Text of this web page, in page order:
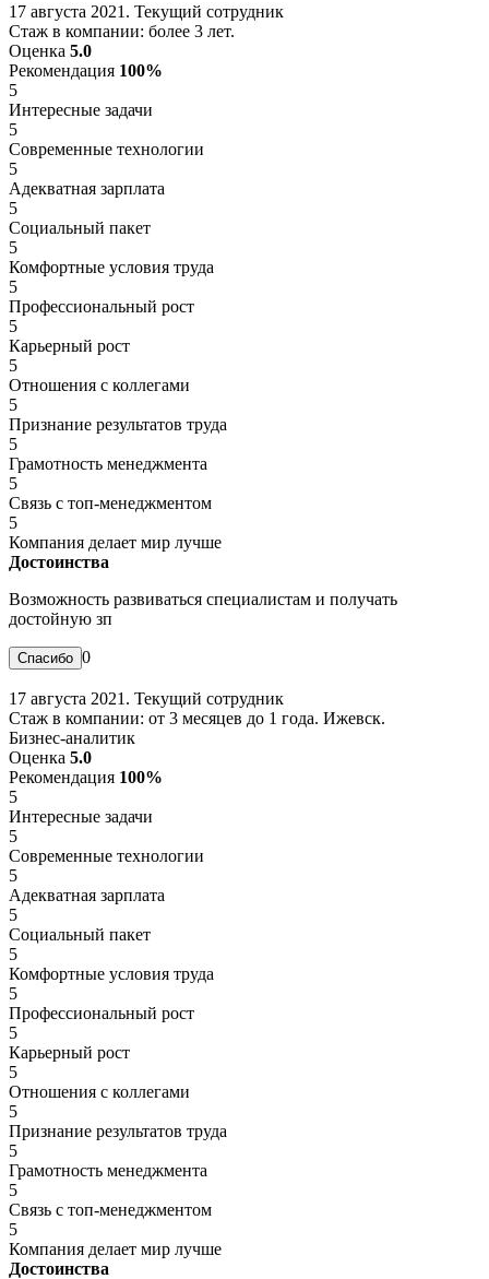
17 августа 2021. Текущий сотрудник
Стаж в компании: более 3 лет.
Оценка 5.0
Рекомендация 100%
5
Интересные задачи
5
Современные технологии
5
Адекватная зарплата
5
Социальный пакет
5
Комфортные условия труда
5
Профессиональный рост
5
Карьерный рост
5
Отношения с коллегами
5
Признание результатов труда
5
Грамотность менеджмента
5
Связь с топ-менеджментом
5
Компания делает мир лучше
Достоинства
Возможность развиваться специалистам и получать
достойную зп
0
17 августа 2021. Текущий сотрудник
Стаж в компании: от 3 месяцев до 1 года. Ижевск.
Бизнес-аналитик
Оценка 5.0
Рекомендация 100%
5
Интересные задачи
5
Современные технологии
5
Адекватная зарплата
5
Социальный пакет
5
Комфортные условия труда
5
Профессиональный рост
5
Карьерный рост
5
Отношения с коллегами
5
Признание результатов труда
5
Грамотность менеджмента
5
Связь с топ-менеджментом
5
Компания делает мир лучше
Достоинства